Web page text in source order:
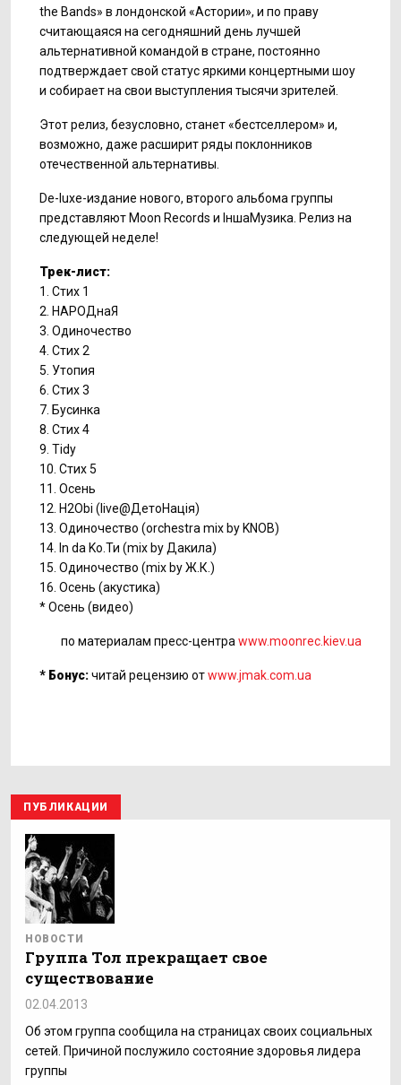
the Bands» в лондонской «Астории», и по праву
считающаяся на сегодняшний день лучшей
альтернативной командой в стране, постоянно
подтверждает свой статус яркими концертными шоу
и собирает на свои выступления тысячи зрителей.
Этот релиз, безусловно, станет «бестселлером» и,
возможно, даже расширит ряды поклонников
отечественной альтернативы.
De-luxe-издание нового, второго альбома группы
представляют Moon Records и ІншаМузика. Релиз на
следующей неделе!
Трек-лист:
1. Стих 1
2. НАРОДнаЯ
3. Одиночество
4. Стих 2
5. Утопия
6. Стих 3
7. Бусинка
8. Стих 4
9. Tidy
10. Стих 5
11. Осень
12. Н2Оbi (live@ДетоНація)
13. Одиночество (orchestra mix by KNOB)
14. In da Ko.Ти (mix by Дакила)
15. Одиночество (mix by Ж.К.)
16. Осень (акустика)
* Осень (видео)
по материалам пресс-центра www.moonrec.kiev.ua
* Бонус:читай рецензию отwww.jmak.com.ua
ПУБЛИКАЦИИ
НОВОСТИ
Группа Тол прекращает свое
существование
02.04.2013
Об этом группа сообщила на страницах своих социальных
сетей. Причиной послужило состояние здоровья лидера
группы